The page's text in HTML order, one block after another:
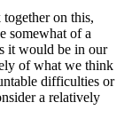
on this,
somewhat of a
it would be in our
of what we think
difficulties or
a relatively